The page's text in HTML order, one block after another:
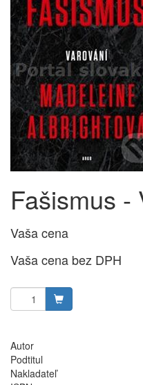
Fašismus -
Vaša cena
Vaša cena bez DPH
Autor
Podtitul
Nakladateľ